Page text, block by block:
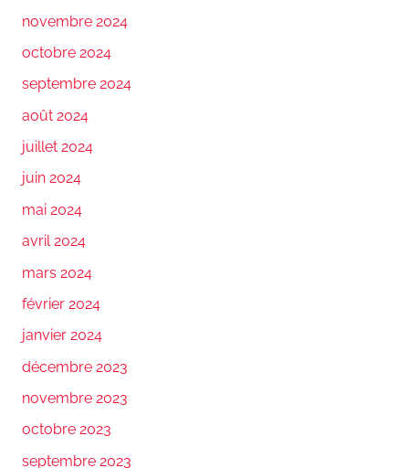
novembre 2024
octobre 2024
septembre 2024
août 2024
juillet 2024
juin 2024
mai 2024
avril 2024
mars 2024
février 2024
janvier 2024
décembre 2023
novembre 2023
octobre 2023
septembre 2023